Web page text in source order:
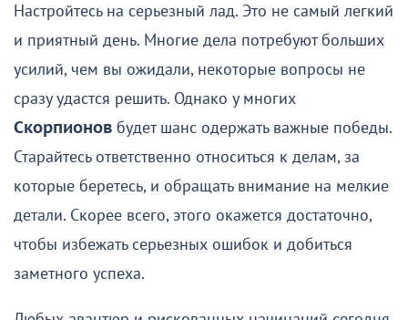
Настройтесь на серьезный лад. Это не самый легкий
и приятный день. Многие дела потребуют больших
усилий, чем вы ожидали, некоторые вопросы не
сразу удастся решить. Однако у многих
Скорпионов будет шанс одержать важные победы.
Старайтесь ответственно относиться к делам, за
которые беретесь, и обращать внимание на мелкие
детали. Скорее всего, этого окажется достаточно,
чтобы избежать серьезных ошибок и добиться
заметного успеха.